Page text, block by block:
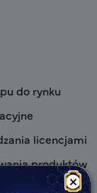
×
do rynku
licencjami
produktów